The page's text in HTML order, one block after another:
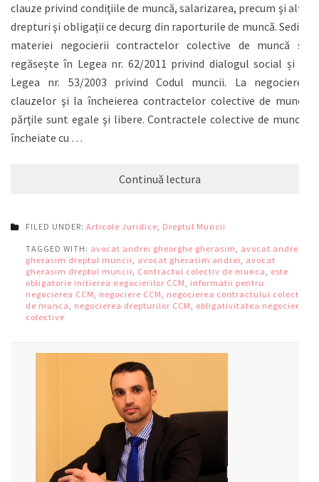
clauze privind condiţiile de muncă, salarizarea, precum şi alte
drepturi şi obligaţii ce decurg din raporturile de muncă. Sediul
materiei negocierii contractelor colective de muncă se
regăsește în Legea nr. 62/2011 privind dialogul social și în
Legea nr. 53/2003 privind Codul muncii. La negocierea
clauzelor şi la încheierea contractelor colective de muncă
părţile sunt egale şi libere. Contractele colective de muncă,
încheiate cu …
Continuă lectura
FILED UNDER: Articole Juridice, Dreptul Muncii
TAGGED WITH: avocat andrei gheorghe gherasim, avocat andrei
gherasim dreptul muncii, avocat gherasim andrei, avocat
gherasim dreptul muncii, Contractul colectiv de munca, este
obligatorie initierea negocierilor CCM, informatii pentru
negocierea CCM, negociere CCM, negocierea contractului colectiv
de munca, negocierea drepturilor CCM, obligativitatea negocierii
colective